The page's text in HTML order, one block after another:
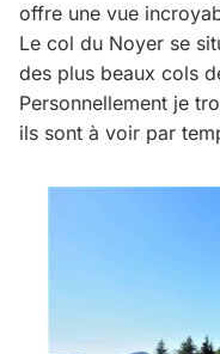
offre une vue
Le col du Noyer se
des plus beaux cols
Personnellement je
ils sont à voir par